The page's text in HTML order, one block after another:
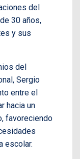
del
30 años,
y sus
del
Sergio
entre el
hacia un
favoreciendo
escolar.